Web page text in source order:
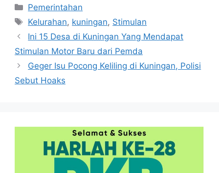
Kategori
Pemerintahan
Tag
Kelurahan, kuningan, Stimulan
Ini 15 Desa di Kuningan Yang Mendapat
Stimulan Motor Baru dari Pemda
Geger Isu Pocong Keliling di Kuningan, Polisi
Sebut Hoaks